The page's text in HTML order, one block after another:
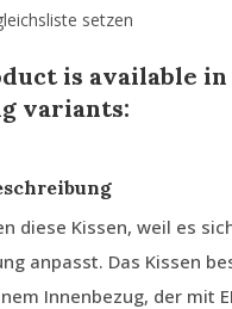
setzen
is available
variants:
diese Kissen, weil es
anpasst. Das Kissen
Innenbezug, der mit